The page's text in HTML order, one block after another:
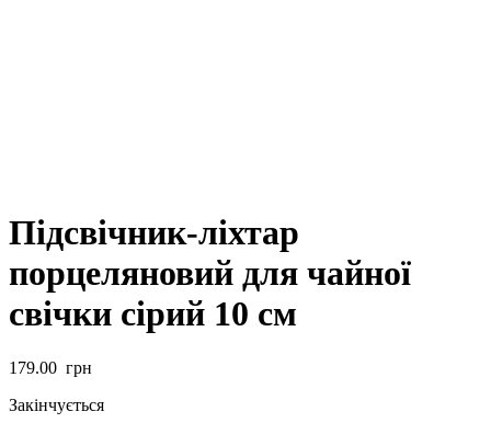
Підсвічник-ліхтар
порцеляновий для чайної
свічки сірий 10 см
179.00 грн
Закінчується